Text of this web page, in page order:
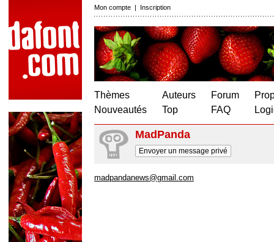
Mon compte | Inscription
Thèmes
Nouveautés
Auteurs
Top
Forum
FAQ
MadPanda
Envoyer un message privé
madpandanews@gmail.com